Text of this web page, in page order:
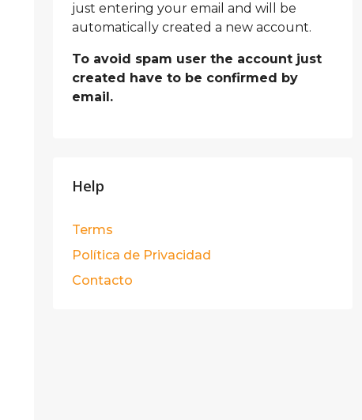
just entering your email and will be
automatically created a new account.
To avoid spam user the account just
created have to be confirmed by
email.
Help
Terms
Política de Privacidad
Contacto